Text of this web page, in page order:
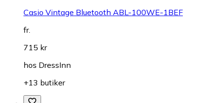
Casio Vintage Bluetooth ABL-100WE-1BEF
fr.
715 kr
hos DressInn
+13 butiker